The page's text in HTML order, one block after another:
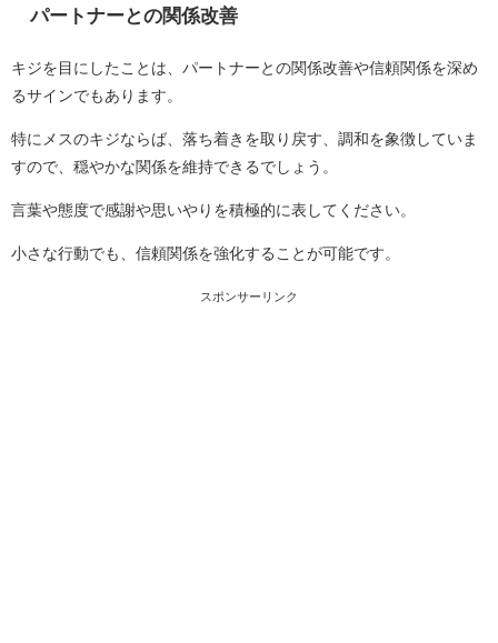
パートナーとの関係改善
キジを目にしたことは、パートナーとの関係改善や信頼関係を深め
るサインでもあります。
特にメスのキジならば、落ち着きを取り戻す、調和を象徴していま
すので、穏やかな関係を維持できるでしょう。
言葉や態度で感謝や思いやりを積極的に表してください。
小さな行動でも、信頼関係を強化することが可能です。
スポンサーリンク